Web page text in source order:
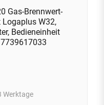
Gas-Brennwert-
W32,
Bedieneinheit
Werktage